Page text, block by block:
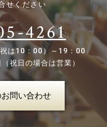
せください
4261
は10：00）～19：00
祝日の場合は営業）
問い合わせ